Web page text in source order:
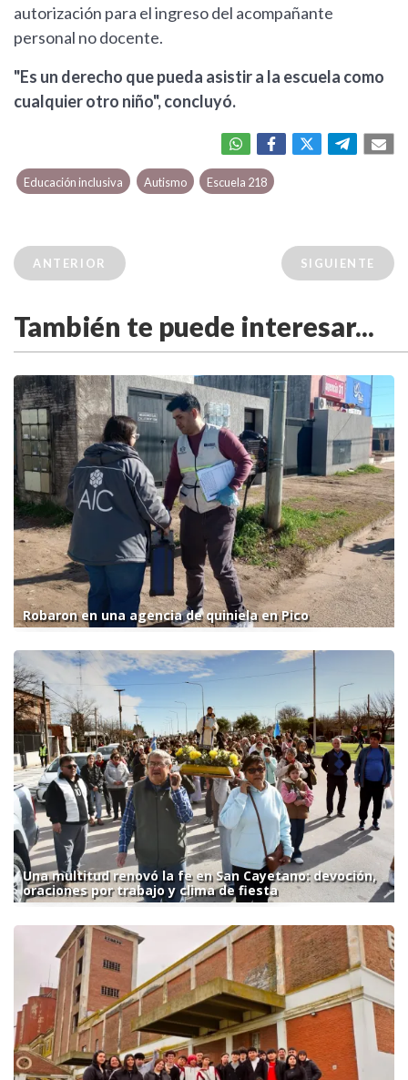
autorización para el ingreso del acompañante
personal no docente.
"Es un derecho que pueda asistir a la escuela como
cualquier otro niño", concluyó.
Educación inclusiva Autismo Escuela 218
ANTERIOR SIGUIENTE
También te puede interesar...
Robaron en una agencia de quiniela en Pico
Una multitud renovó la fe en San Cayetano: devoción,
oraciones por trabajo y clima de fiesta